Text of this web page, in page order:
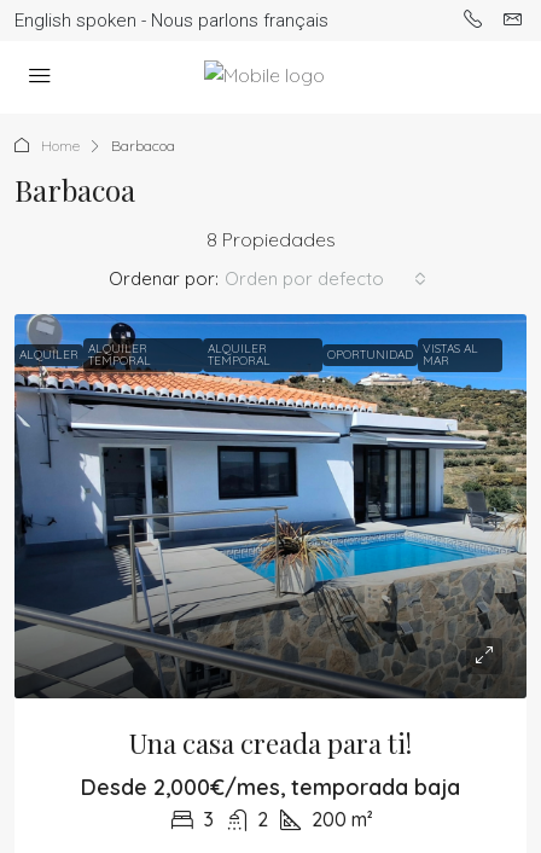
English spoken - Nous parlons français
Home Barbacoa
Barbacoa
8 Propiedades
Ordenar por: Orden por defecto
ALQUILER ALQUILER
TEMPORAL
ALQUILER
TEMPORAL OPORTUNIDAD VISTAS AL
MAR
Una casa creada para ti!
Desde 2,000€/mes, temporada baja
3 2 200 m²